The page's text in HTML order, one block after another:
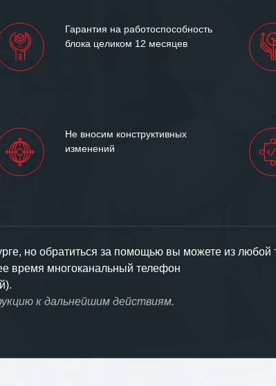
Гарантия на работоспособность
блока целиком 12 месяцев
Не вносим конструктивных
изменений
но обратиться за помощью вы можете из любой
время многоканальный телефон
к дальнейшим действиям.